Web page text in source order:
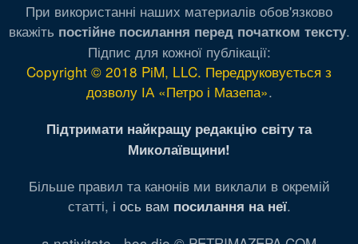
При використанні наших материалів обов'язково
вкажіть постійне посилання перед початком тексту.
Підпис для кожної публікації:
Copyright © 2018 PiM, LLC. Передруковується з
дозволу ІА «Петро і Мазепа».
Підтримати найкращу редакцію світу та
Миколаївщини!
Більше правил та канонів ми виклали в окремій
статті, і ось вам посилання на неї.